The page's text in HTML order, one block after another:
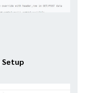
Setup